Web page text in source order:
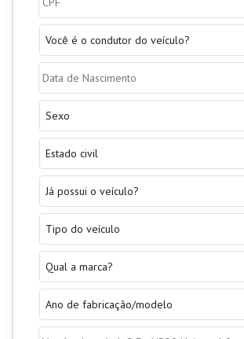
o
condutor
veículo?
*
de
Nascimento *
civil *
possui
o
veículo?
do
veículo *
marca?
*
de
fabricação/modelo *